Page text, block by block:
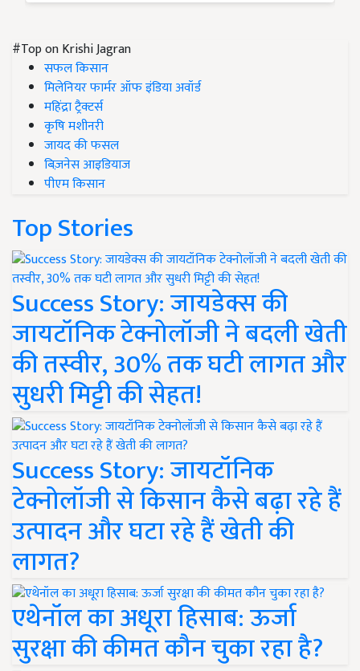
#Top on Krishi Jagran
सफल किसान
मिलेनियर फार्मर ऑफ इंडिया अवॉर्ड
महिंद्रा ट्रैक्टर्स
कृषि मशीनरी
जायद की फसल
बिज़नेस आइडियाज
पीएम किसान
Top Stories
Success Story: जायडेक्स की
जायटॉनिक टेक्नोलॉजी ने बदली खेती
की तस्वीर, 30% तक घटी लागत और
सुधरी मिट्टी की सेहत!
Success Story: जायटॉनिक
टेक्नोलॉजी से किसान कैसे बढ़ा रहे हैं
उत्पादन और घटा रहे हैं खेती की
लागत?
एथेनॉल का अधूरा हिसाब: ऊर्जा
सुरक्षा की कीमत कौन चुका रहा है?